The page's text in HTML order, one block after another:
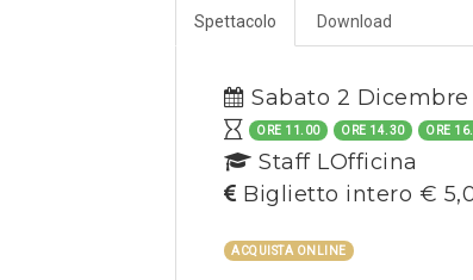
Spettacolo Download
Sabato 2 Dicembre
ORE 11.00 ORE 14.30 ORE
Staff LOfficina
Biglietto intero €
ACQUISTA ONLINE